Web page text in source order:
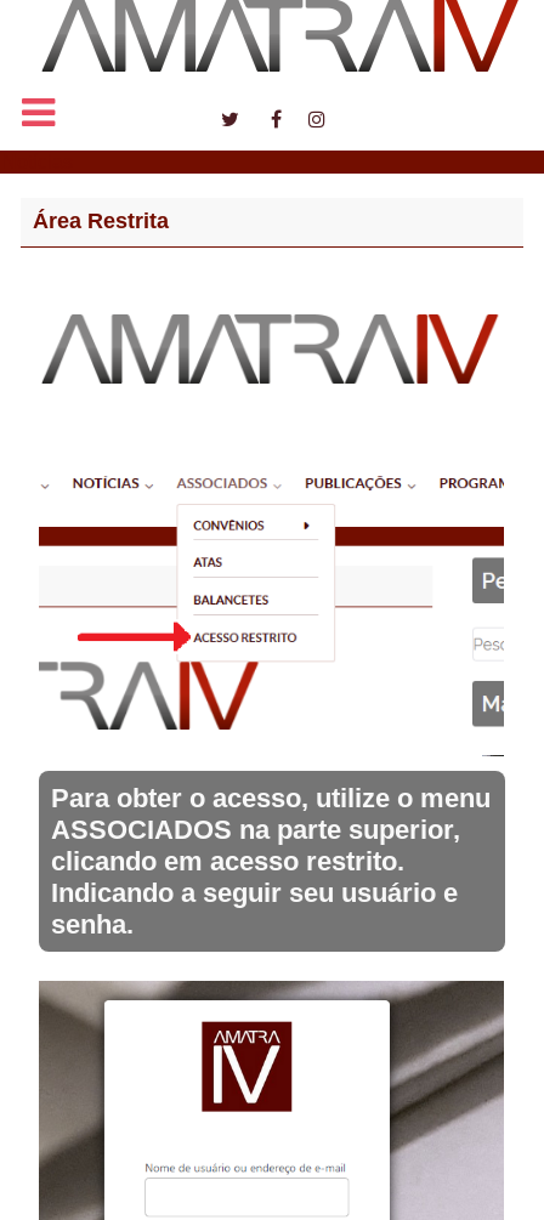
Área Restrita
Para obter o acesso, utilize o menu
ASSOCIADOS na parte superior,
clicando em acesso restrito.
Indicando a seguir seu usuário e
senha.